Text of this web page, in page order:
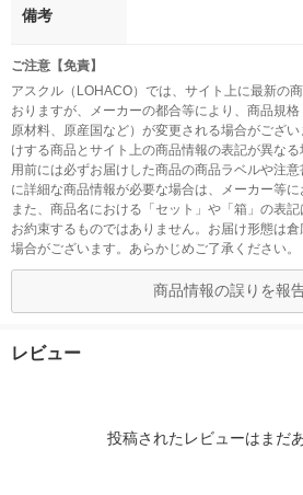
備考
ご注意【免責】
アスクル（LOHACO）では、サイト上に最新の
おりますが、メーカーの都合等により、商品規格
原材料、原産国など）が変更される場合がござ
けする商品とサイト上の商品情報の表記が異な
用前には必ずお届けした商品の商品ラベルや注
に詳細な商品情報が必要な場合は、メーカー等に
また、商品名における「セット」や「箱」の表
お約束するものではありません。お届け形態は
場合がございます。あらかじめご了承ください。
商品情報の誤りを報
レビュー
投稿されたレビューはまだ